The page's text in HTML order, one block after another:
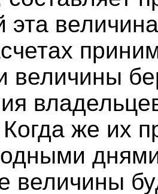
эта
величины
Когда же их
величины